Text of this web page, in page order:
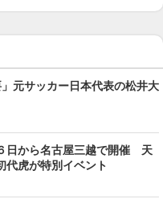
」元サッカー日本代表の松井大
日から名古屋三越で開催 天
代虎が特別イベント